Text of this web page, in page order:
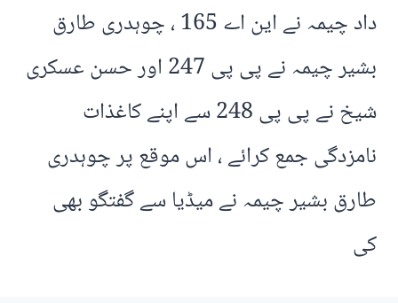
داد چیمہ نے این اے 165 ، چوہدری طارق
بشیر چیمہ نے پی پی 247 اور حسن عسکری
شیخ نے پی پی 248 سے اپنے کاغذات
نامزدگی جمع کرائے ، اس موقع پر چوہدری
طارق بشیر چیمہ نے میڈیا سے گفتگو بھی
کی